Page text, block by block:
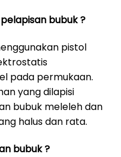
bubuk ?
pistol
pada permukaan.
yang dilapisi
bubuk meleleh dan
halus dan rata.
bubuk ?